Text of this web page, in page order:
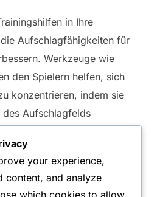
in Ihre
Aufschlagfähigkeiten für
Werkzeuge wie
den Spielern helfen, sich
konzentrieren, indem sie
Aufschlagfelds
Spiele verbessern.
ein weiteres effektives
your experience,
content, and analyze
which cookies to allow